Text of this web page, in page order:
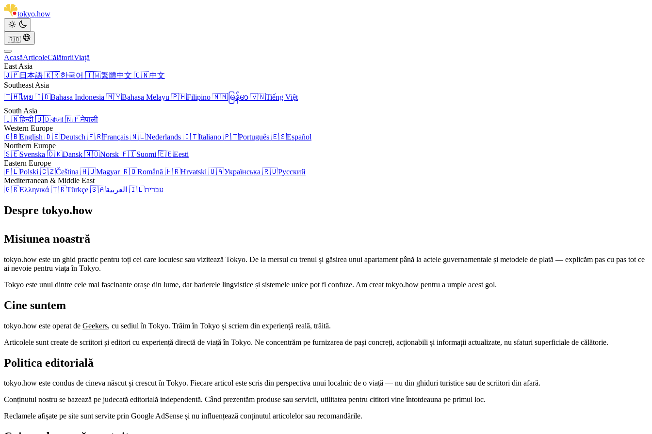
tokyo.how
🇷🇴
AcasăArticoleCălătoriiViață
East Asia
🇯🇵日本語 🇰🇷한국어 🇹🇼繁體中文 🇨🇳中文
Southeast Asia
🇹🇭ไทย 🇮🇩Bahasa Indonesia 🇲🇾Bahasa Melayu 🇵🇭Filipino 🇲🇲 မြန်မာ 🇻🇳Tiếng Việt
South Asia
🇮🇳हिन्दी 🇧🇩বাংলা 🇳🇵नेपाली
Western Europe
🇬🇧English 🇩🇪Deutsch 🇫🇷Français 🇳🇱Nederlands 🇮🇹Italiano 🇵🇹Português 🇪🇸Español
Northern Europe
🇸🇪Svenska 🇩🇰Dansk 🇳🇴Norsk 🇫🇮Suomi 🇪🇪Eesti
Eastern Europe
🇵🇱Polski 🇨🇿Čeština 🇭🇺Magyar🇷🇴Română 🇭🇷Hrvatski 🇺🇦Українська 🇷🇺Русский
Mediterranean & Middle East
🇬🇷Ελληνικά 🇹🇷Türkçe 🇸🇦 🇮🇱עברית
Despre tokyo.how
Misiunea noastră
tokyo.how este un ghid practic pentru toți cei care locuiesc sau vizitează Tokyo. De la mersul cu trenul și găsirea unui apartament până la actele guvernamentale și metodele de plată — explicăm pas cu pas tot ce
ai nevoie pentru viața în Tokyo.
Tokyo este unul dintre cele mai fascinante orașe din lume, dar barierele lingvistice și sistemele unice pot fi confuze. Am creat tokyo.how pentru a umple acest gol.
Cine suntem
tokyo.how este operat de Geekers, cu sediul în Tokyo. Trăim în Tokyo și scriem din experiență reală, trăită.
Articolele sunt create de scriitori și editori cu experiență directă de viață în Tokyo. Ne concentrăm pe furnizarea de pași concreți, acționabili și informații actualizate, nu sfaturi superficiale de călătorie.
Politica editorială
tokyo.how este condus de cineva născut și crescut în Tokyo. Fiecare articol este scris din perspectiva unui localnic de o viață — nu din ghiduri turistice sau de scriitori din afară.
Conținutul nostru se bazează pe judecată editorială independentă. Când prezentăm produse sau servicii, utilitatea pentru cititori vine întotdeauna pe primul loc.
Reclamele afișate pe site sunt servite prin Google AdSense și nu influențează conținutul articolelor sau recomandările.